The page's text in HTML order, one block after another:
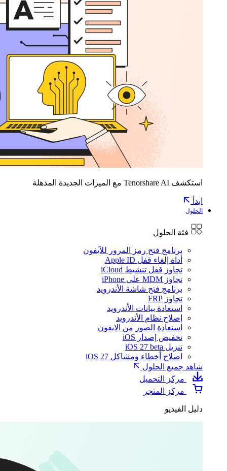
استكشف Tenorshare AI مع الميزات الجديدة المذهلة
ابدأ
الحلول
فئة الحلول
برنامج فتح رمز المرور للآيفون
أداة إلغاء قفل Apple ID
تجاوز قفل تنشيط iCloud
تجاوز MDM على iPhone
برنامج فتح شاشة الأندرويد
تجاوز FRP
استعادة بيانات الأندرويد
إصلاح نظام الأندرويد
استعادة الصور من الايفون
تخفيض إصدار iOS
تنزيل iOS 27 beta
اصلاح أخطاء ومشاكل iOS 27
شاهد جميع الحلول
مركز التحميل
مركز المتجر
دليل الفيديو